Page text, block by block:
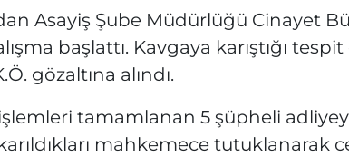
Asayiş Şube Müdürlüğü Cinayet
başlattı. Kavgaya karıştığı tespit
gözaltına alındı.
tamamlanan 5 şüpheli
mahkemece tutuklanarak